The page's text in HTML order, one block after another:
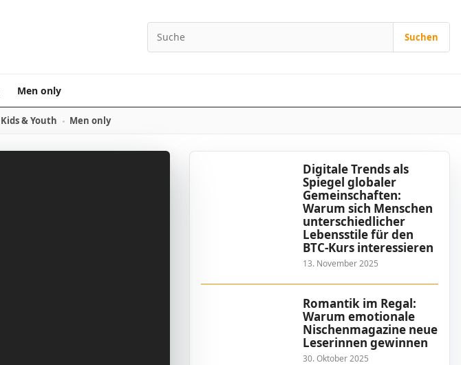
Suchen nach: Suchen
Men only
Kids & Youth Men only
Digitale Trends als
Spiegel globaler
Gemeinschaften:
Warum sich Menschen
unterschiedlicher
Lebensstile für den
BTC-Kurs interessieren
13. November 2025
Romantik im Regal:
Warum emotionale
Nischenmagazine neue
Leserinnen gewinnen
30. Oktober 2025